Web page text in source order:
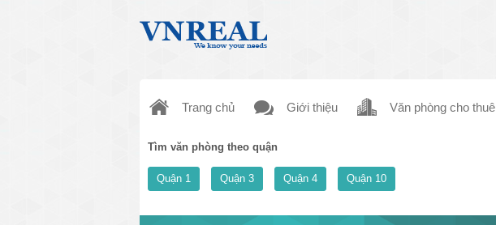
Trang chủ Giới thiệu Văn phòng cho thuê
Tìm văn phòng theo quận
Quận 1 Quận 3 Quận 4 Quận 10